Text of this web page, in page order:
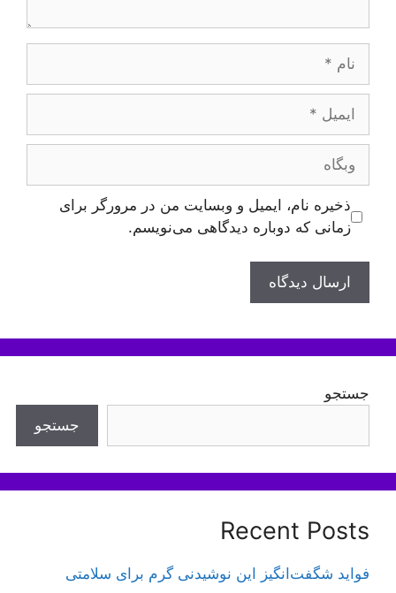
ایمیل
وبگاه
ذخیره نام، ایمیل و وبسایت من در مرورگر برای
زمانی که دوباره دیدگاهی می‌نویسم.
جستجو
جستجو
Recent Posts
فواید شگفت‌انگیز این نوشیدنی گرم برای سلامتی